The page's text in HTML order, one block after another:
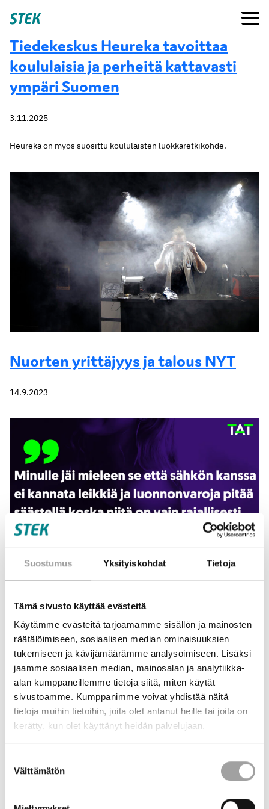
Suostumus Yksityiskohdat Tietoja
Tämä sivusto käyttää evästeitä
Käytämme evästeitä tarjoamamme sisällön ja mainosten
räätälöimiseen, sosiaalisen median ominaisuuksien
tukemiseen ja kävijämäärämme analysoimiseen. Lisäksi
jaamme sosiaalisen median, mainosalan ja analytiikka-
alan kumppaneillemme tietoja siitä, miten käytät
sivustoamme. Kumppanimme voivat yhdistää näitä
tietoja muihin tietoihin, joita olet antanut heille tai joita on
kerätty, kun olet käyttänyt heidän palvelujaan.
valinta
Välttämätön
suoraan
Stek Valikko
Tiedekeskus Heureka tavoittaa
koululaisia ja perheitä kattavasti
ympäri Suomen
3.11.2025
Heureka on myös suosittu koululaisten luokkaretkikohde.
Nuorten yrittäjyys ja talous NYT
14.9.2023
Maailman parhaana koulutusinnovaationa palkittu
oppimisympäristöYrityskyläperustuu opetussuunnitelmaan ja
tavoittaa noin 85% kaikista Suomen kuudes- ja
yhdeksäsluokkalaisista. NYT Yrityskylä -kokonaisuuden
muodostavat opekoulutus, Yrityskylä-oppitunnit sekä
elämyksellinen päivä oppimisympäristössä, itse Yrityskylässä
Yrityskylä on varmasti monelle peruskoululaisen vanhemmallekin
jo tuttu, viimeistään Yrityskylä-vierailujen jälkeen kotiin asti
läikehtineen innostuksen myötä. Yrityskylä on fyysinen
oppimisympäristö, johon mennään viettämään koulupäivä.
oppitunnin verran.
Kuudesluokkalaiset tutustuvat työnhaun, palkanmaksun ja